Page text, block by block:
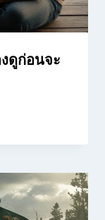
ดูก่อนจะ